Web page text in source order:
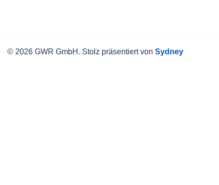
© 2026 GWR GmbH. Stolz präsentiert von Sydney